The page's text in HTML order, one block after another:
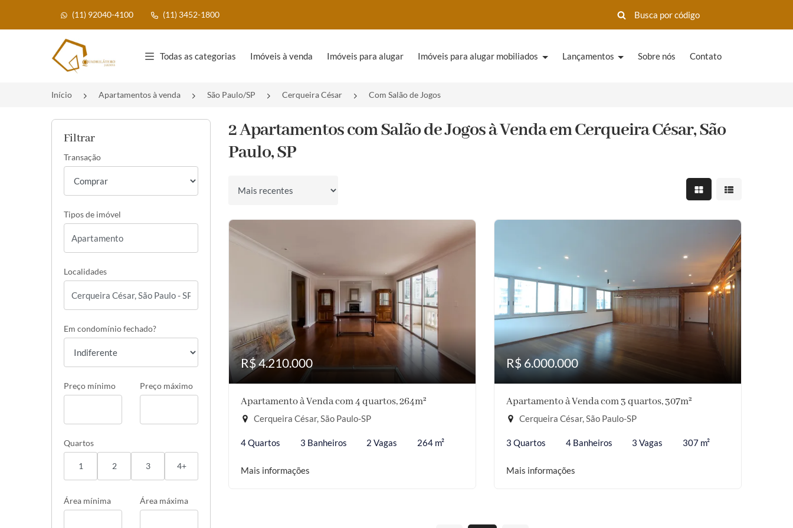
(11) 92040-4100 (11) 3452-1800
Página inicial
Todas as categorias Imóveis à venda Imóveis para alugar Imóveis para alugar mobiliados Lançamentos Sobre nós Contato
Início Apartamentos à venda São Paulo/SP Cerqueira César Com Salão de Jogos
Filtrar
Transação
Tipos de imóvel
Localidades
Em condomínio fechado?
Preço mínimo Preço máximo
Quartos
1 2 3 4+
Área mínima Área máxima
2 Apartamentos com Salão de Jogos à Venda em Cerqueira César, São
Paulo, SP
Ordenar por Mostrar resultados em
Mostrar
R$ 4.210.000
Apartamento à Venda com 4 quartos, 264m²
Cerqueira César, São Paulo-SP
4 Quartos 3 Banheiros 2 Vagas 264 m²
Mais informações
R$ 6.000.000
Apartamento à Venda com 3 quartos, 307m²
Cerqueira César, São Paulo-SP
3 Quartos 4 Banheiros 3 Vagas 307 m²
Mais informações